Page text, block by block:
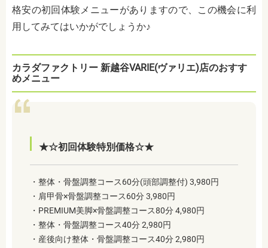
格安の初回体験メニューがありますので、この機会に利
用してみてはいかがでしょうか♪
カラダファクトリー 新越谷VARIE(ヴァリエ)店のおすす
めメニュー
★☆初回体験特別価格☆★
・整体・骨盤調整コース60分(頭部調整付) 3,980円
・肩甲骨×骨盤調整コース60分 3,980円
・PREMIUM美脚×骨盤調整コース80分 4,980円
・整体・骨盤調整コース40分 2,980円
・産後向け整体・骨盤調整コース40分 2,980円